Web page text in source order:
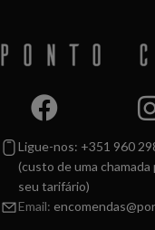
Ligue-nos: +351 960
(custo de uma
seu tarifário)
Email: